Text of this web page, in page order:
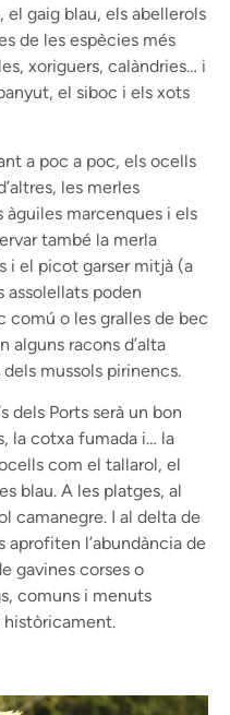
el gaig blau, els abellerols
de les espècies més
xoriguers, calàndries… i
el siboc i els xots
a poc a poc, els ocells
les merles
àguiles marcenques i els
també la merla
i el picot garser mitjà (a
assolellats poden
comú o les gralles de bec
alguns racons d’alta
mussols pirinencs.
dels Ports serà un bon
la cotxa fumada i… la
com el tallarol, el
blau. A les platges, al
camanegre. I al delta de
aprofiten l’abundància de
gavines corses o
comuns i menuts
històricament.